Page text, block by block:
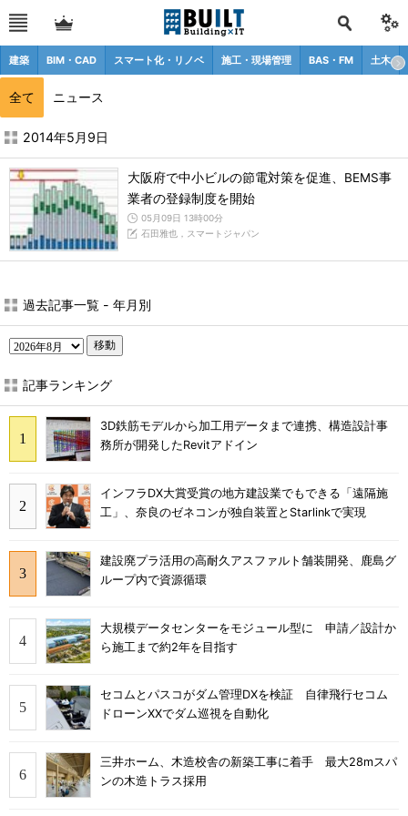
建築 BIM・CAD スマート化・リノベ 施工・現場管理 BAS・FM 土木
全て ニュース
2014年5月の記事一覧 - BUILT
2014年5月9日
大阪府で中小ビルの節電対策を促進、BEMS事
業者の登録制度を開始
05月09日 13時00分
石田雅也，スマートジャパン
過去記事一覧 - 年月別
移動
記事ランキング
3D鉄筋モデルから加工用データまで連携、構造設計事
務所が開発したRevitアドイン
インフラDX大賞受賞の地方建設業でもできる「遠隔施
工」、奈良のゼネコンが独自装置とStarlinkで実現
建設廃プラ活用の高耐久アスファルト舗装開発、鹿島グ
ループ内で資源循環
大規模データセンターをモジュール型に 申請／設計か
ら施工まで約2年を目指す
セコムとパスコがダム管理DXを検証 自律飛行セコム
ドローンXXでダム巡視を自動化
三井ホーム、木造校舎の新築工事に着手 最大28mスパ
ンの木造トラス採用